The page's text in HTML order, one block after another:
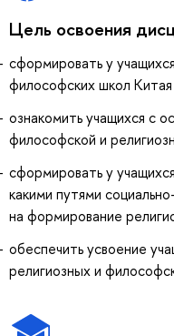
Цель освоения
сформировать у
философских школ Китая
ознакомить учащихся с
философской и
сформировать у
какими путями
на формирование
обеспечить усвоение
религиозных и